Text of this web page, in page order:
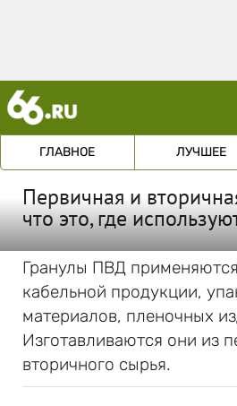
ГЛАВНОЕ ЛУЧШЕЕ
Первичная и
что это, где
Гранулы ПВД
кабельной продукции,
материалов, пленочных
Изготавливаются они из
вторичного сырья.